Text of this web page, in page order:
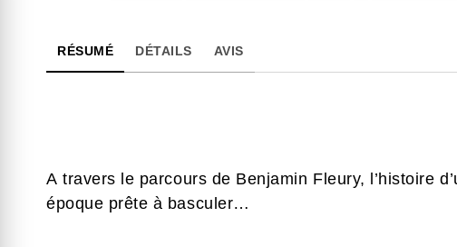
RÉSUMÉ DÉTAILS AVIS
A travers le parcours de Benjamin Fleury, l’histoire
époque prête à basculer…